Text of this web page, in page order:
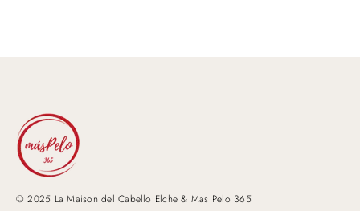
© 2025 La Maison del Cabello Elche & Mas Pelo 365